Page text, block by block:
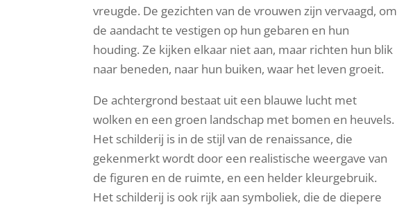
vreugde. De gezichten van de vrouwen zijn vervaagd, om
de aandacht te vestigen op hun gebaren en hun
houding. Ze kijken elkaar niet aan, maar richten hun blik
naar beneden, naar hun buiken, waar het leven groeit.
De achtergrond bestaat uit een blauwe lucht met
wolken en een groen landschap met bomen en heuvels.
Het schilderij is in de stijl van de renaissance, die
gekenmerkt wordt door een realistische weergave van
de figuren en de ruimte, en een helder kleurgebruik.
Het schilderij is ook rijk aan symboliek, die de diepere